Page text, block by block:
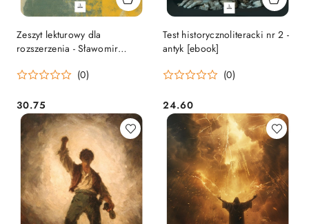
Zeszyt lekturowy dla
rozszerzenia - Sławomir
(0)
Cena:
30.75
Test historycznoliteracki nr 2 -
antyk [ebook]
(0)
Cena:
24.60